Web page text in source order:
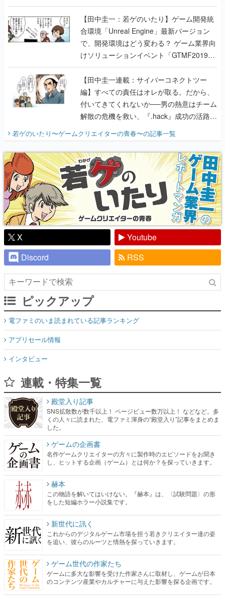
のいたり】
【田中圭一：若ゲのいたり】ゲーム開発統
合環境「Unreal Engine」最新バージョン
で、開発環境はどう変わる？ ゲーム業界向
けソリューションイベント「GTMF2019」
に行って、より理解を深めよう【PR】
【田中圭一連載：サイバーコネクトツー
編】すべての責任はオレが取る。だから、
付いてきてくれないか──男の熱意はチーム
解散の危機を救い、『.hack』成功の活路を
『少年ジャンプ』色だった【若ゲのいた
り】
若ゲのいたり〜ゲームクリエイターの青春〜の記事一覧
X
Youtube
Discord
RSS
ピックアップ
電ファミのいま読まれている記事ランキング
アプリセール情報
インタビュー
連載・特集一覧
殿堂入り記事
SNS拡散数が数千以上！ ページビュー数万以上！ などなど。多
くの人々に読まれた、電ファミ渾身の“殿堂入り”記事をまとめま
した。
ゲームの企画書
名作ゲームクリエイターの方々に製作時のエピソードをお聞き
し、ヒットする企画（ゲーム）とは何か？を探っていきます。
赫本
この物語を解いてはいけない。『赫本』は、〈試験問題〉の形
をした短編ホラー小説集です。
新世代に訊く
これからのデジタルゲーム市場を担う若きクリエイター達の姿
を追い、彼らのルーツと情熱を探っていきます。
ゲーム世代の作家たち
ゲームに多大な影響を受けた作家さんに取材し、ゲームが日本
のコンテンツ産業やカルチャーに与えた影響を探る企画です。